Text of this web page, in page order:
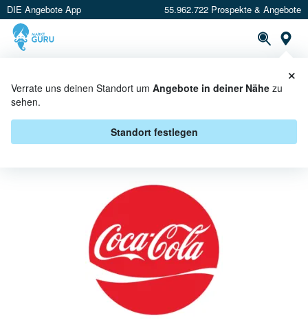
DIE Angebote App 55.962.722 Prospekte & Angebote
Verrate uns deinen Standort um Angebote in deiner Nähe zu
sehen.
Standort festlegen
×
COCA-COLA BEI EDEKA
BREIDOHR'S FRISCHE-CENTER -
ANGEBOTE & AKTIONEN